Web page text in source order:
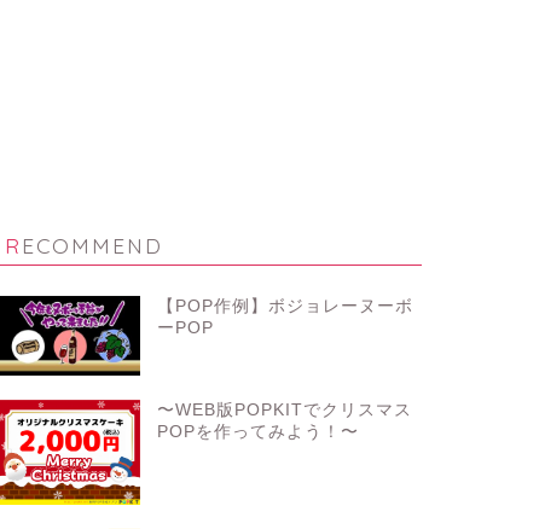
RECOMMEND
【POP作例】ボジョレーヌーボ
ーPOP
〜WEB版POPKITでクリスマス
POPを作ってみよう！〜